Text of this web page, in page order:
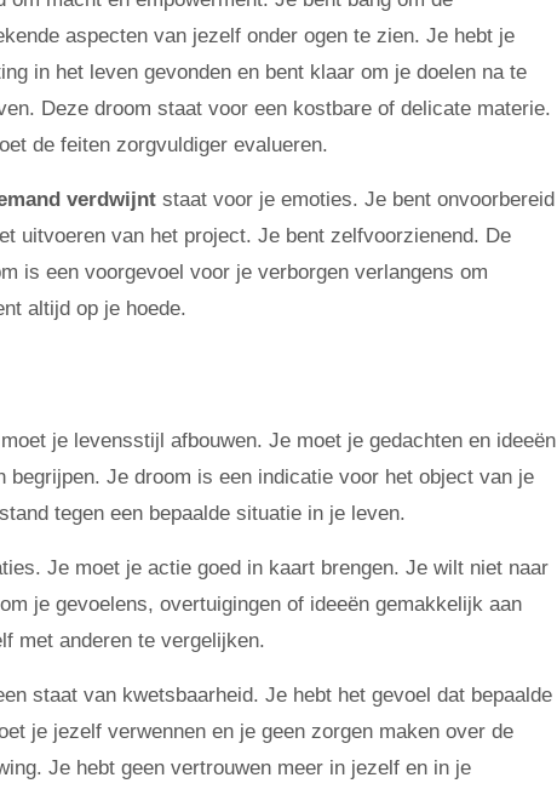
aspecten van jezelf onder ogen te zien. Je hebt je
in het leven gevonden en bent klaar om je doelen na te
Deze droom staat voor een kostbare of delicate materie.
de feiten zorgvuldiger evalueren.
verdwijntstaat voor je emoties. Je bent onvoorbereid
uitvoeren van het project. Je bent zelfvoorzienend. De
is een voorgevoel voor je verborgen verlangens om
altijd op je hoede.
je levensstijl afbouwen. Je moet je gedachten en ideeën
Je droom is een indicatie voor het object van je
tegen een bepaalde situatie in je leven.
Je moet je actie goed in kaart brengen. Je wilt niet naar
je gevoelens, overtuigingen of ideeën gemakkelijk aan
met anderen te vergelijken.
staat van kwetsbaarheid. Je hebt het gevoel dat bepaalde
je jezelf verwennen en je geen zorgen maken over de
Je hebt geen vertrouwen meer in jezelf en in je